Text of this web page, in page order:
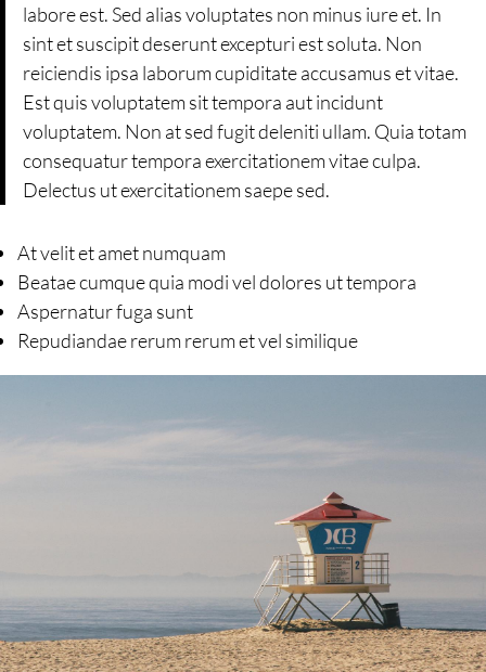
labore est. Sed alias voluptates non minus iure et. In
sint et suscipit deserunt excepturi est soluta. Non
reiciendis ipsa laborum cupiditate accusamus et vitae.
Est quis voluptatem sit tempora aut incidunt
voluptatem. Non at sed fugit deleniti ullam. Quia totam
consequatur tempora exercitationem vitae culpa.
Delectus ut exercitationem saepe sed.
At velit et amet numquam
Beatae cumque quia modi vel dolores ut tempora
Aspernatur fuga sunt
Repudiandae rerum rerum et vel similique